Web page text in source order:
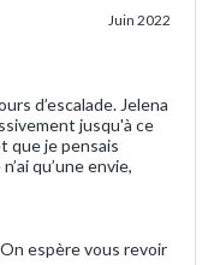
Juin 2022
d’escalade. Jelena
jusqu'à ce
que je pensais
qu’une envie,
espère vous revoir